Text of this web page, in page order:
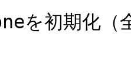
を初期化（